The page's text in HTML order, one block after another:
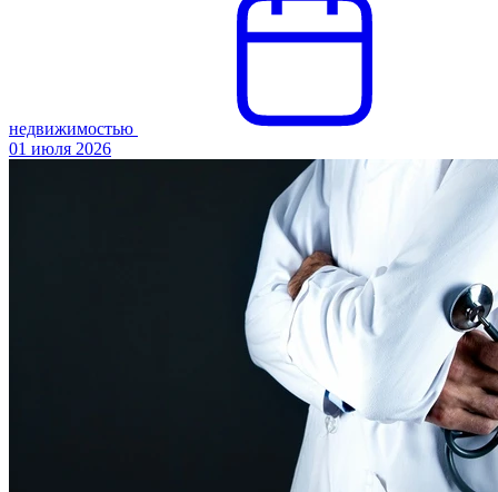
недвижимостью
01 июля 2026